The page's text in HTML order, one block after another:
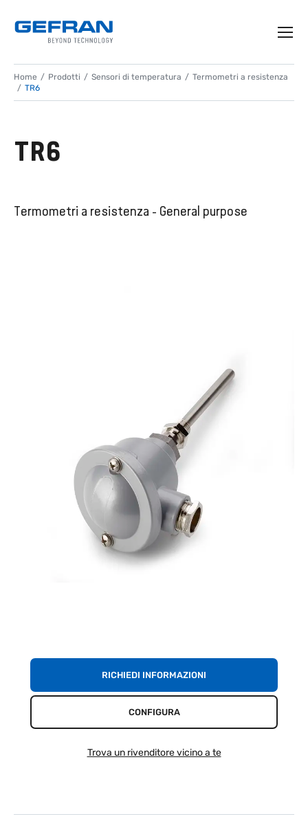
Home Prodotti Sensori di temperatura
Termometri a resistenza
TR6
TR6
Termometri a resistenza - General purpose
RICHIEDI INFORMAZIONI
CONFIGURA
Trova un rivenditore vicino a te